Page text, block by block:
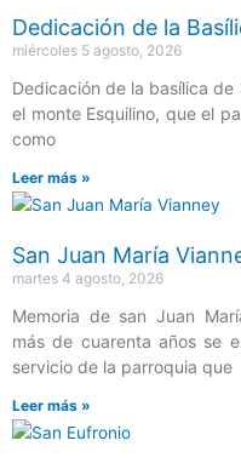
Dedicación de la
miércoles 5 agosto, 2026
Dedicación de la basílica de
el monte Esquilino, que el
como
Leer más »
San Juan María
martes 4 agosto, 2026
Memoria de san Juan
más de cuarenta años se
servicio de la parroquia que
Leer más »